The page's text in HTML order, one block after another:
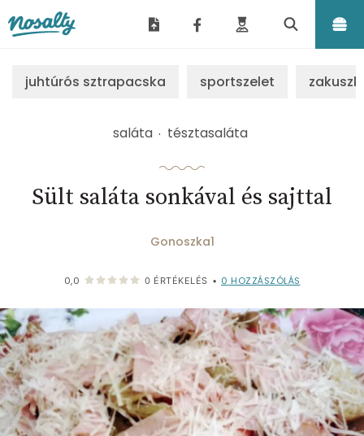
juhtúrós sztrapacska sportszelet
saláta tésztasaláta
Sült saláta sonkával és sajttal
Gonoszka1
0,0 0 ÉRTÉKELÉS • 0 HOZZÁSZÓLÁS